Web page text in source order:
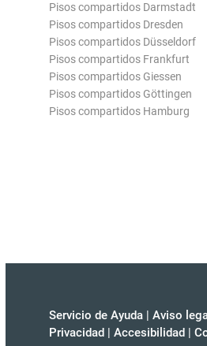
Pisos compartidos Darmstadt
Pisos compartidos Dresden
Pisos compartidos Düsseldorf
Pisos compartidos Frankfurt
Pisos compartidos Giessen
Pisos compartidos Göttingen
Pisos compartidos Hamburg
Servicio de Ayuda | Aviso
Privacidad | Accesibilidad |